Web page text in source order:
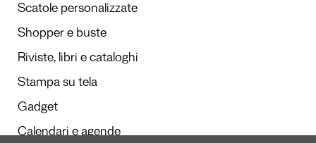
Scatole personalizzate
Shopper e buste
Riviste, libri e cataloghi
Stampa su tela
Gadget
Calendari e agende